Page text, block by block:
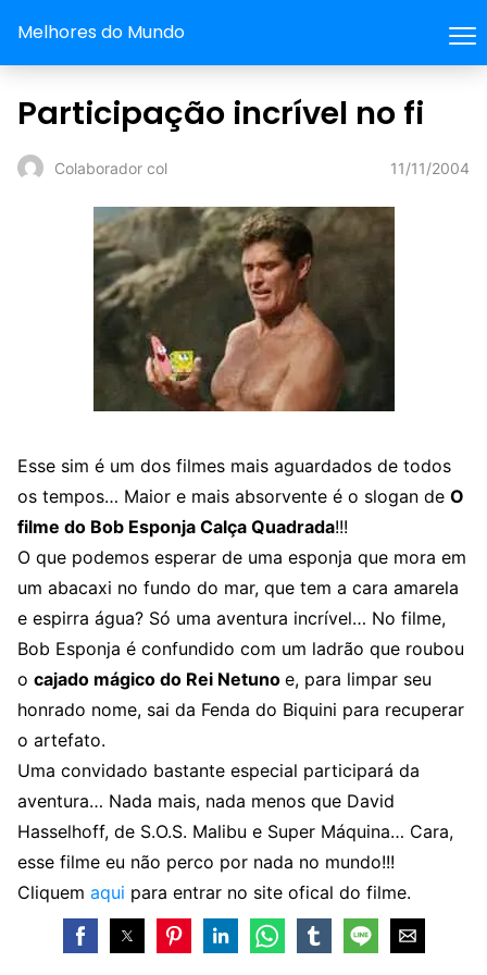
Melhores do Mundo
Participação incrível no fi
Colaborador col 11/11/2004
Esse sim é um dos filmes mais aguardados de todos
os tempos… Maior e mais absorvente é o slogan de O
filme do Bob Esponja Calça Quadrada!!!
O que podemos esperar de uma esponja que mora em
um abacaxi no fundo do mar, que tem a cara amarela
e espirra água? Só uma aventura incrível… No filme,
Bob Esponja é confundido com um ladrão que roubou
o cajado mágico do Rei Netuno e, para limpar seu
honrado nome, sai da Fenda do Biquini para recuperar
o artefato.
Uma convidado bastante especial participará da
aventura… Nada mais, nada menos que David
Hasselhoff, de S.O.S. Malibu e Super Máquina… Cara,
esse filme eu não perco por nada no mundo!!!
Cliquem aqui para entrar no site ofical do filme.